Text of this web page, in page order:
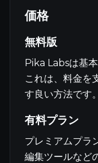
価格
無料版
Pika Labsは基
これは、料金を
す良い方法です。
有料プラン
プレミアムプラ
編集ツールなど